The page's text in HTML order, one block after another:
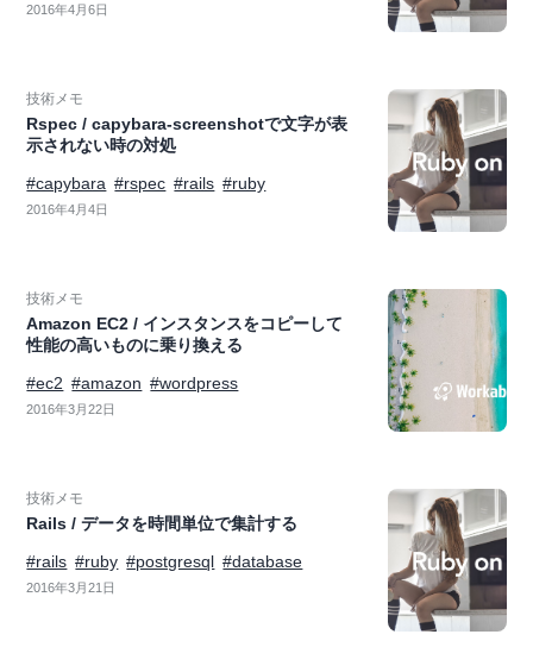
2016年4月6日
技術メモ
Rspec / capybara-screenshotで文字が表
示されない時の対処
#capybara #rspec #rails #ruby
2016年4月4日
技術メモ
Amazon EC2 / インスタンスをコピーして
性能の高いものに乗り換える
#ec2 #amazon #wordpress
2016年3月22日
技術メモ
Rails / データを時間単位で集計する
#rails #ruby #postgresql #database
2016年3月21日